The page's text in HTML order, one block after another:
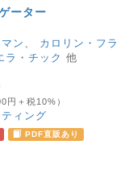
ーター
ン
カロリン・フラ
ラ・チック 他
円＋税10%）
ィング
PDF直販あり